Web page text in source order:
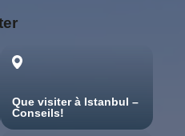
Que visiter à Istanbul –
Conseils!